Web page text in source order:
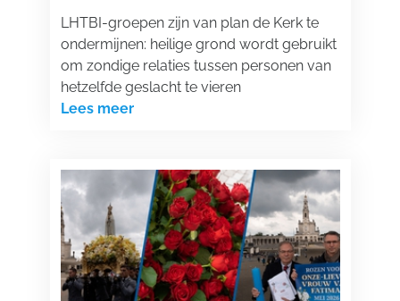
LHTBI-groepen zijn van plan de Kerk te
ondermijnen: heilige grond wordt gebruikt
om zondige relaties tussen personen van
hetzelfde geslacht te vieren
Lees meer